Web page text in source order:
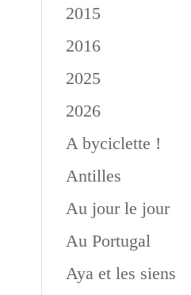
2015
2016
2025
2026
A byciclette !
Antilles
Au jour le jour
Au Portugal
Aya et les siens